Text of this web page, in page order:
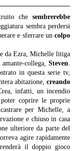
che sembrerebbe
sembra perdersi
e sferrare un colpo
da Ezra, Michelle litiga
collega, Steven
in questa serie tv,
abitazione,creando
infatti, un incendio
coprire le proprie
per Michelle, a
e chiuso in casa
ulteriore da parte del
agire rapidamente
il doppio gioco